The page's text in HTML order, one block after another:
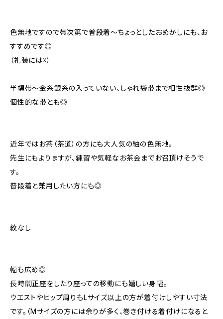
色無地ですので帯次第で普段着〜ちょっとしたおめかしにも、お
すすめです◎
（礼装には☓）
半幅帯〜金糸銀糸の入っていない、しゃれ袋帯まで相性抜群◎
個性的な帯とも◎
近年ではお茶（茶道）の方にも大人気の紬の色無地。
先生にもよりますが、練習や気軽なお茶会までお召頂けそうで
す。
普段着と兼用したい方にも◎
紋なし
幅も広め◎
長時間正座をしたり座っての移動にも嬉しい身幅。
ウエストやヒップ周りもLサイズ以上の方が着付けしやすい寸法
です。（Mサイズの方には余りが多く、巻き付ける着付けになると